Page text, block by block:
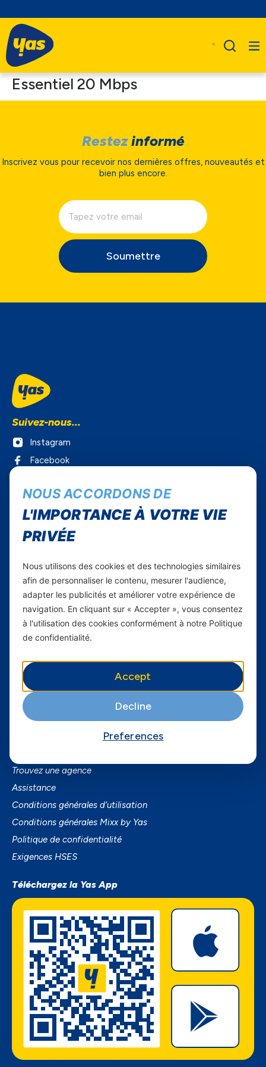
Essentiel 20 Mbps
Restezinformé
Inscrivez vous pour recevoir nos dernières offres, nouveautés et
bien plus encore.
Soumettre
Suivez-nous...
Instagram
Facebook
Youtube
Yas Sénégal
Yas en Afrique
Axian Telecom
Services
Fibre
Business
SmartPhones
Trouvez une agence
Assistance
Conditions générales d’utilisation
Conditions générales Mixx by Yas
Politique de confidentialité
Exigences HSES
Téléchargez la Yas App
NOUS ACCORDONS DE
L'IMPORTANCE À VOTRE VIE
PRIVÉE
Nous utilisons des cookies et des technologies similaires
afin de personnaliser le contenu, mesurer l'audience,
adapter les publicités et améliorer votre expérience de
navigation. En cliquant sur « Accepter », vous consentez
à l'utilisation des cookies conformément à notre Politique
de confidentialité.
Accept
Decline
Preferences